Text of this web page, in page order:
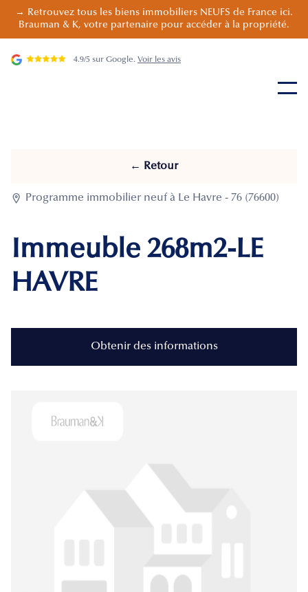
→ Retrouvez tous les biens immobiliers NEUFS de France ici.
Brauman & K, votre partenaire pour accéder à la propriété.
4.9/5 sur Google. Voir les avis
← Retour
 Programme immobilier neuf à Le Havre - 76 (76600)
Immeuble 268m2-LE
HAVRE
Obtenir des informations